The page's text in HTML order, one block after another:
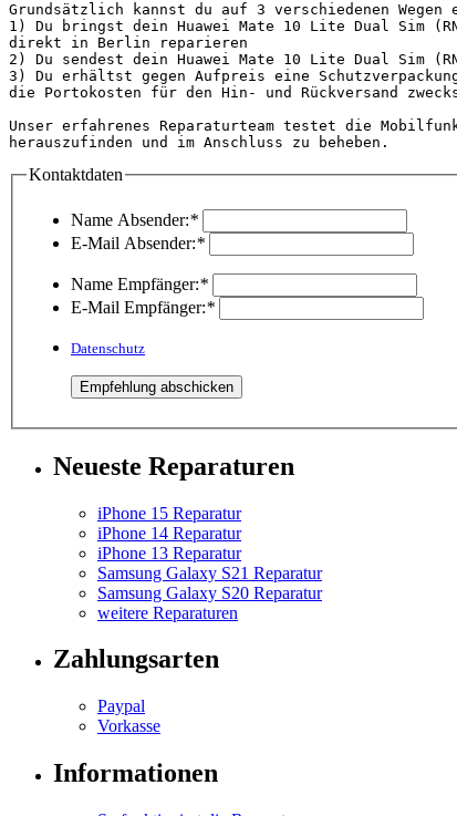
Grundsätzlich kannst du auf 3 verschiedenen Wegen
1) Du bringst dein Huawei Mate 10 Lite Dual Sim
direkt in Berlin reparieren
2) Du sendest dein Huawei Mate 10 Lite Dual
3) Du erhältst gegen Aufpreis eine
die Portokosten für den Hin- und Rückversand
Unser erfahrenes Reparaturteam testet die
herauszufinden und im
Kontaktdaten
Name Absender:*
E-Mail Absender:*
Name Empfänger:*
E-Mail Empfänger:*
Datenschutz
Neueste Reparaturen
iPhone 15 Reparatur
iPhone 14 Reparatur
iPhone 13 Reparatur
Samsung Galaxy S21 Reparatur
Samsung Galaxy S20 Reparatur
weitere Reparaturen
Zahlungsarten
Paypal
Vorkasse
Informationen